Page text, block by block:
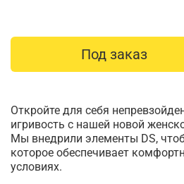
Под заказ
Откройте для себя
игривость с нашей новой
Мы внедрили элементы DS,
которое обеспечивает
условиях.